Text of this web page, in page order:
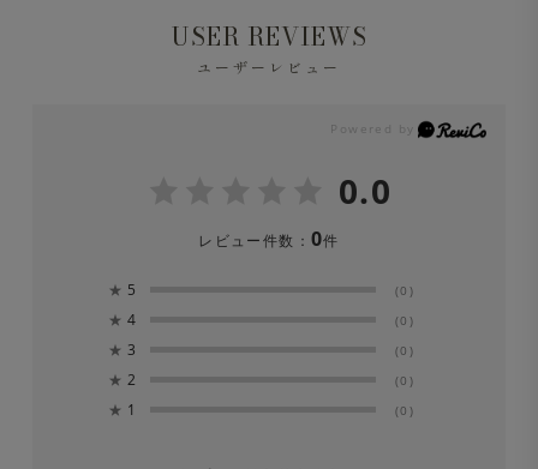
USER REVIEWS
ユーザーレビュー
0.0
レビュー件数： 0件
★ 5 (0)
★ 4 (0)
★ 3 (0)
★ 2 (0)
★ 1 (0)